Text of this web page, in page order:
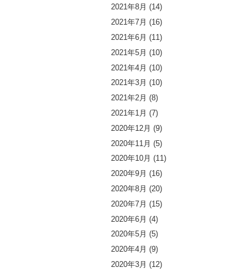
2021年8月 (14)
2021年7月 (16)
2021年6月 (11)
2021年5月 (10)
2021年4月 (10)
2021年3月 (10)
2021年2月 (8)
2021年1月 (7)
2020年12月 (9)
2020年11月 (5)
2020年10月 (11)
2020年9月 (16)
2020年8月 (20)
2020年7月 (15)
2020年6月 (4)
2020年5月 (5)
2020年4月 (9)
2020年3月 (12)